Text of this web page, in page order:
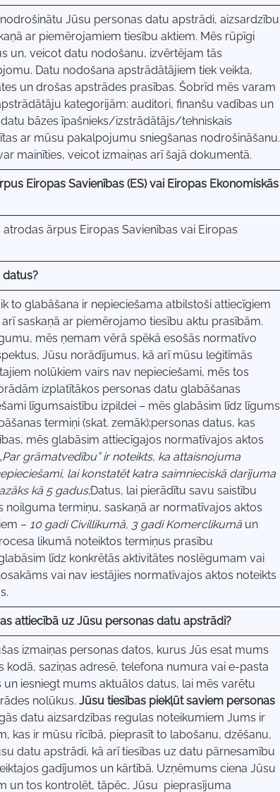
Jūsu personas datu apstrādi, aizsardzību
ar piemērojamiem tiesību aktiem. Mēs rūpīgi
un, veicot datu nodošanu, izvērtējam tās
Datu nodošana apstrādātājiem tiek veikta,
un drošas apstrādes prasības. Šobrīd mēs varam
kategorijām: auditori, finanšu vadības un
bāzes īpašnieks/izstrādātājs/tehniskais
ar mūsu pakalpojumu sniegšanas nodrošināšanu.
mainīties, veicot izmaiņas arī šajā dokumentā.
Eiropas Savienības (ES) vai Eiropas Ekonomiskās
ārpus Eiropas Savienības vai Eiropas
datus?
to glabāšana ir nepieciešama atbilstoši attiecīgiem
saskaņā ar piemērojamo tiesību aktu prasībām.
mēs ņemam vērā spēkā esošās normatīvo
Jūsu norādījumus, kā arī mūsu leģitīmās
nolūkiem vairs nav nepieciešami, mēs tos
izplatītākos personas datu glabāšanas
līgumsaistību izpildei – mēs glabāsim līdz līgums
termiņi (skat. zemāk);personas datus, kas
mēs glabāsim attiecīgajos normatīvajos aktos
grāmatvedību” ir noteikts, ka attaisnojuma
lai konstatēt katra saimnieciskā darījuma
kā 5 gadus;Datus, lai pierādītu savu saistību
termiņu, saskaņā ar normatīvajos aktos
– 10 gadi Civillikumā, 3 gadi Komerclikumāun
likumā noteiktos termiņus prasību
līdz konkrētās aktivitātes noslēgumam vai
vai nav iestājies normatīvajos aktos noteikts
attiecībā uz Jūsu personas datu apstrādi?
izmaiņas personas datos, kurus Jūs esat mums
kodā, saziņas adresē, telefona numura vai e-pasta
iesniegt mums aktuālos datus, lai mēs varētu
nolūkus. Jūsu tiesības piekļūt saviem personas
datu aizsardzības regulas noteikumiem Jums ir
kas ir mūsu rīcībā, pieprasīt to labošanu, dzēšanu,
datu apstrādi, kā arī tiesības uz datu pārnesamību
gadījumos un kārtībā. Uzņēmums ciena Jūsu
un tos kontrolēt, tāpēc, Jūsu pieprasījuma